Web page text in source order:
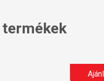
termékek